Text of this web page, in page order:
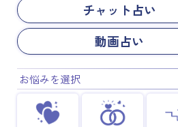
チャット占い
動画占い
お悩みを選択